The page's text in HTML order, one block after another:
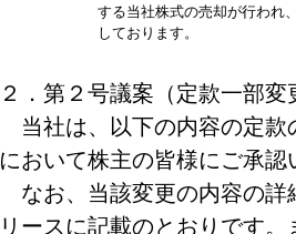
する当社株式の売却が行われ
しております。
２．第２号議案（定款一部変
当社は、以下の内容の定款
において株主の皆様にご承
なお、当該変更の内容の詳
リースに記載のとおりです